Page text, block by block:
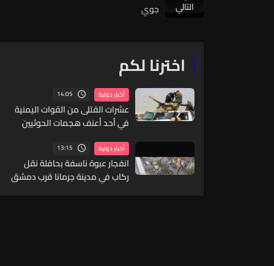
التالي
جوي
اخترنا لكم
أخبار دولية 14:05
عشرات القتلى من القوات اليمنية
في أحد أعنف هجمات الحوثيين
أخبار دولية 13:15
انفجار عبوة ناسفة بحافلة نقل
ركاب في مدينة جرمانا قرب دمشق